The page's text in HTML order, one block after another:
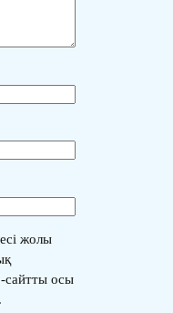
жолы
осы